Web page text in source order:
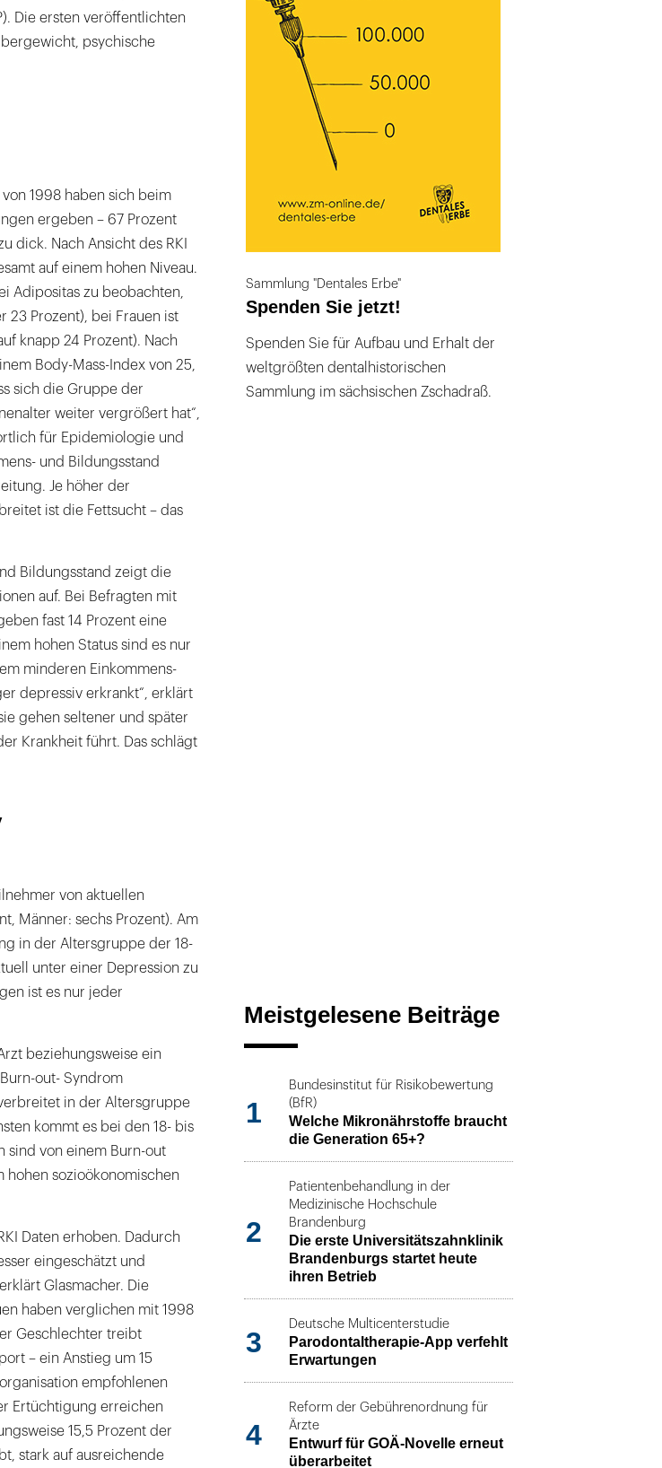
Die ersten veröffentlichten
psychische
1998 haben sich beim
ergeben – 67 Prozent
dick. Nach Ansicht des RKI
auf einem hohen Niveau.
Adipositas zu beobachten,
23 Prozent), bei Frauen ist
knapp 24 Prozent). Nach
Body-Mass-Index von 25,
sich die Gruppe der
weiter vergrößert hat“,
für Epidemiologie und
und Bildungsstand
Je höher der
ist die Fettsucht – das
Bildungsstand zeigt die
auf. Bei Befragten mit
fast 14 Prozent eine
hohen Status sind es nur
minderen Einkommens-
depressiv erkrankt“, erklärt
gehen seltener und später
Krankheit führt. Das schlägt
von aktuellen
Männer: sechs Prozent). Am
in der Altersgruppe der 18-
unter einer Depression zu
ist es nur jeder
beziehungsweise ein
out- Syndrom
in der Altersgruppe
kommt es bei den 18- bis
sind von einem Burn-out
hohen sozioökonomischen
Daten erhoben. Dadurch
eingeschätzt und
Glasmacher. Die
haben verglichen mit 1998
Geschlechter treibt
– ein Anstieg um 15
empfohlenen
Ertüchtigung erreichen
15,5 Prozent der
stark auf ausreichende
Sammlung "Dentales Erbe"
Spenden Sie jetzt!
Spenden Sie für Aufbau und Erhalt der
weltgrößten dentalhistorischen
Sammlung im sächsischen Zschadraß.
Meistgelesene Beiträge
1
Bundesinstitut für Risikobewertung
(BfR)
Welche Mikronährstoffe braucht
die Generation 65+?
2
Patientenbehandlung in der
Medizinische Hochschule
Brandenburg
Die erste Universitätszahnklinik
Brandenburgs startet heute
ihren Betrieb
3
Deutsche Multicenterstudie
Parodontaltherapie-App verfehlt
Erwartungen
4
Reform der Gebührenordnung für
Ärzte
Entwurf für GOÄ-Novelle erneut
überarbeitet